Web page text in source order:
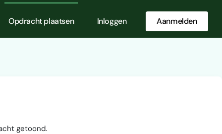
Opdracht plaatsen Inloggen Aanmelden
getoond.